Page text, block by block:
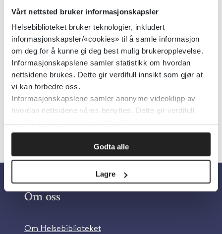
Vårt nettsted bruker informasjonskapsler
Helsebiblioteket bruker teknologier, inkludert
informasjonskapsler/«cookies» til å samle informasjon
om deg for å kunne gi deg best mulig brukeropplevelse.
Informasjonskapslene samler statistikk om hvordan
nettsidene brukes. Dette gir verdifull innsikt som gjør at
vi kan forbedre oss.
Informasjonskapslene samler anonyme videoklipp av
hvordan nettsidene våres benyttes. Dette gir verdifull
Godta alle
Lagre
Helsedirektoratet 2023
Pårørendeveileder
Helsedirektoratet 2024
Om oss
Om Helsebiblioteket